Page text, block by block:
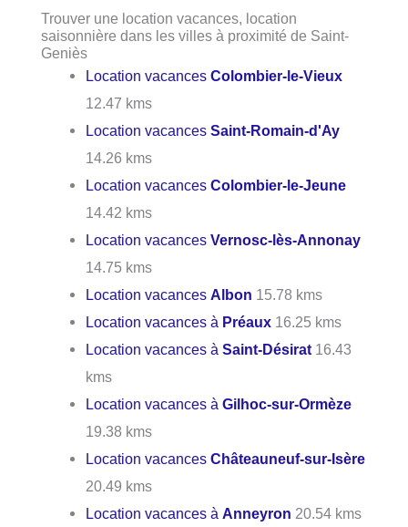
Trouver une location vacances, location
saisonnière dans les villes à proximité de Saint-
Geniès
Location vacancesColombier-le-Vieux
12.47 kms
Location vacancesSaint-Romain-d'Ay
14.26 kms
Location vacancesColombier-le-Jeune
14.42 kms
Location vacancesVernosc-lès-Annonay
14.75 kms
Location vacancesAlbon 15.78 kms
Location vacances à Préaux 16.25 kms
Location vacances àSaint-Désirat 16.43
kms
Location vacances àGilhoc-sur-Ormèze
19.38 kms
Location vacancesChâteauneuf-sur-Isère
20.49 kms
Location vacances àAnneyron 20.54 kms